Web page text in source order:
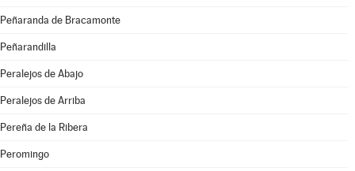
Peñaranda de Bracamonte
Peñarandilla
Peralejos de Abajo
Peralejos de Arriba
Pereña de la Ribera
Peromingo